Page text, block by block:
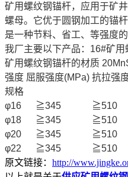
矿用螺纹钢锚杆，应用于矿
螺母。它优于圆钢加工的锚
是一种节料、省工、等强度
我厂主要以下产品：16#矿
矿用螺纹钢锚杆的材质
强度 屈服强度(MPa) 抗拉强
规格
φ16 ≧345
φ18 ≧345
φ20 ≧345
φ22 ≧345
原文链接： http://